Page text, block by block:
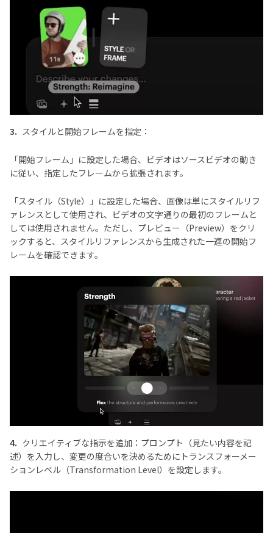
3. スタイルと開始フレームを指定：
「開始フレーム」に設定した場合、ビデオはソースビデオの動き
に従い、指定したフレームから拡張されます。
「スタイル（Style）」に設定した場合、画像は単にスタイルリフ
ァレンスとして使用され、ビデオの文字通りの最初のフレームと
しては使用されません。ただし、プレビュー（Preview）をクリ
ックすると、スタイルリファレンスから生成された一連の開始フ
レームを確認できます。
4. クリエイティブな指示を追加：プロンプト（見たい内容を記
述）を入力し、変更の度合いを決めるためにトランスフォーメー
ションレベル（Transformation Level）を設定します。